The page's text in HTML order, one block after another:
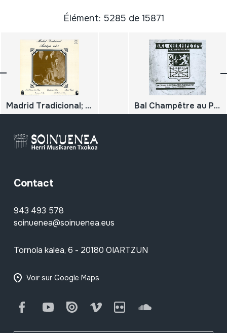
Élément: 5285 de 15871
Madrid Tradicional; Antología; Vol. 5; San Sebastian de los Reyes; Guadalix de la Sierra; Madrid Capital; Estremera de Tajo; La puebla de la Sierra Bal Champêtre au Pays Basque; Nº 2
Contact
943 493 578
soinuenea@soinuenea.eus
Tornola kalea, 6 - 20180 OIARTZUN
Voir sur Google Maps
FacebookYoutube Issuu Vimeo Flickr SoundCloud